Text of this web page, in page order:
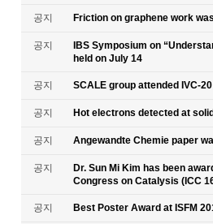
공지 Friction on graphene work
공지
IBS Symposium on
held on July 14
공지 SCALE group attended IVC-
공지 Hot electrons detected at
공지 Angewandte Chemie paper
공지
Dr. Sun Mi Kim has been
Congress on Catalysis (ICC
공지 Best Poster Award at ISFM